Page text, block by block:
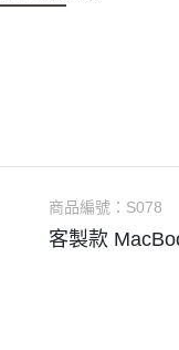
商品編號： S078
客製款